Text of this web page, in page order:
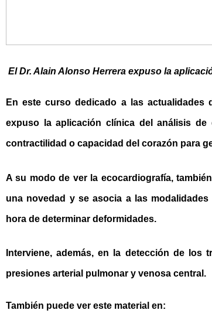
El Dr. Alain Alonso Herrera expuso la
En este curso dedicado a las actualidades
expuso la aplicación clínica del análisis de
contractilidad o capacidad del corazón para
A su modo de ver la ecocardiografía,
una novedad y se asocia a las
hora de determinar deformidades.
Interviene, además, en la detección de
presiones arterial pulmonar y venosa central.
También puede ver este material en: